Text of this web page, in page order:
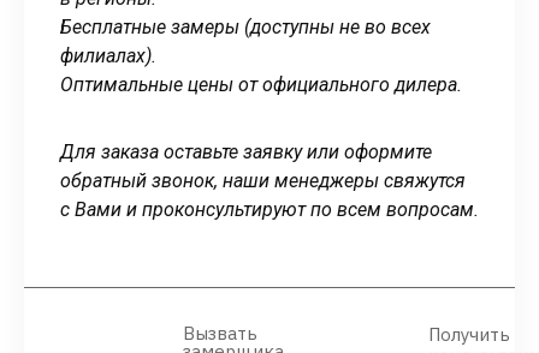
Бесплатные замеры (доступны не во всех
филиалах).
Оптимальные цены от официального дилера.
Для заказа оставьте заявку или оформите
обратный звонок, наши менеджеры свяжутся
с Вами и проконсультируют по всем вопросам.
Вызвать
Получить